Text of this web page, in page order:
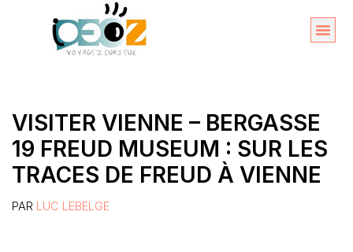
VISITER VIENNE – BERGASSE
19 FREUD MUSEUM : SUR LES
TRACES DE FREUD À VIENNE
PAR LUC LEBELGE